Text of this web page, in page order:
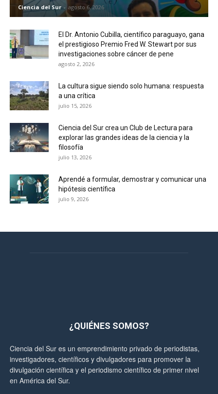
Ciencia del Sur - agosto 6, 2026
El Dr. Antonio Cubilla, científico paraguayo, gana
el prestigioso Premio Fred W. Stewart por sus
investigaciones sobre cáncer de pene
agosto 2, 2026
La cultura sigue siendo solo humana: respuesta
a una crítica
julio 15, 2026
Ciencia del Sur crea un Club de Lectura para
explorar las grandes ideas de la ciencia y la
filosofía
julio 13, 2026
Aprendé a formular, demostrar y comunicar una
hipótesis científica
julio 9, 2026
¿QUIÉNES SOMOS?
Ciencia del Sur es un emprendimiento privado de periodistas,
investigadores, científicos y divulgadores para promover la
divulgación científica y el periodismo científico de primer nivel
en América del Sur.